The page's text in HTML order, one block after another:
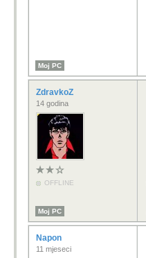
Moj PC
ZdravkoZ
14 godina
OFFLINE
Moj PC
Napon
11 mjeseci